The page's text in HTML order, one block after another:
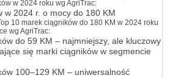
w 2024 roku wg AgriTrac:
w 2024 r. o mocy do 180 KM
10 marek ciągników do 180 KM w 2024 roku
wg AgriTrac:
do 59 KM – najmniejszy, ale kluczowy
się marki ciągników w segmencie
100–129 KM – uniwersalność